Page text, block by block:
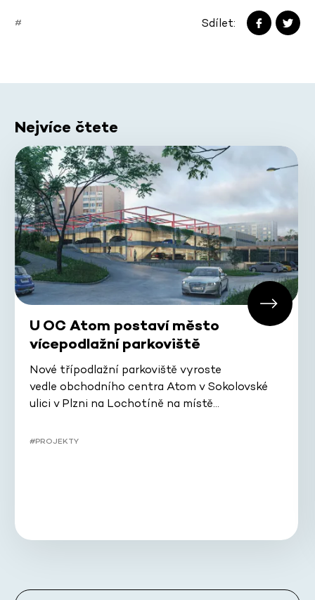
# Sdílet:
Nejvíce čtete
U OC Atom postaví město
vícepodlažní parkoviště
Nové třípodlažní parkoviště vyroste
vedle obchodního centra Atom v Sokolovské
ulici v Plzni na Lochotíně na místě…
#PROJEKTY